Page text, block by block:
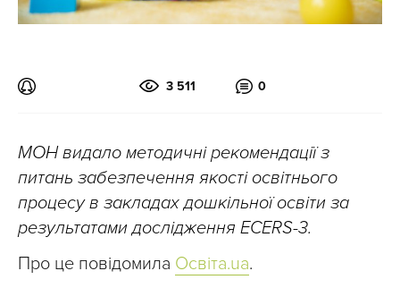
3 511 0
МОН видало методичні рекомендації з
питань забезпечення якості освітнього
процесу в закладах дошкільної освіти за
результатами дослідження ECERS-3.
Про це повідомила Освіта.ua.